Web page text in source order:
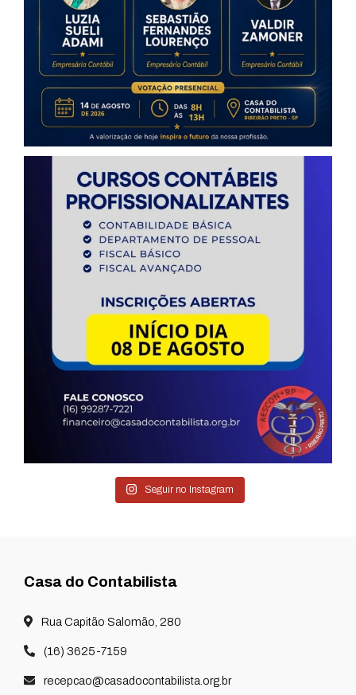
Seguir no Instagram
Casa do Contabilista
Rua Capitão Salomão, 280
(16) 3625-7159
recepcao@casadocontabilista.org.br